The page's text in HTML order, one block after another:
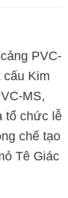
PVC-
cấu Kim
MS,
tổ chức lễ
chế tạo
Tê Giác